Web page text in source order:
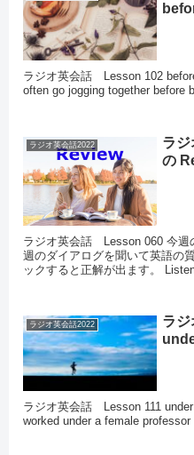
ラジオ英会話 Lesson 102
often go jogging together before
ラジオ英会話2022
ラ
の
ラジオ英会話 Lesson 060 今週
週のダイアログを聞いて英語の
ックすると正解が出ます。
ラジオ英会話2022
ラ
ラジオ英会話 Lesson 111 under
worked under a female professor